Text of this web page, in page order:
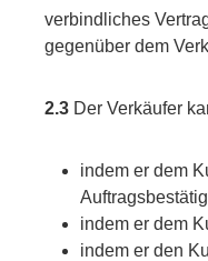
verbindliches
gegenüber dem
2.3 Der Verkäufer
indem er dem
indem er dem
indem er den